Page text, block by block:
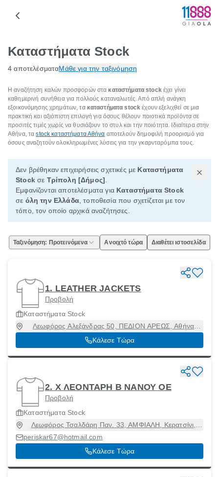
Καταστήματα Stock
4 αποτελέσματαΜάθε για την ταξινόμηση
Η αναζήτηση καλών προσφορών στα καταστήματα stockέχει γίνει
καθημερινή συνήθεια για πολλούς καταναλωτές. Από απλή ανάγκη
εξοικονόμησης χρημάτων, τα καταστήματα stock έχουν εξελιχθεί σε μια
πρακτική και αξιόπιστη επιλογή για όσους θέλουν ποιοτικά προϊόντα σε
προσιτές τιμές χωρίς να θυσιάζουν το στυλ και την ποιότητα. Ιδιαίτερα στην
Αθήνα, ταstock καταστήματα Αθήνα αποτελούν δημοφιλή προορισμό για
όσους αναζητούν ολοκληρωμένες λύσεις για την γκαρνταρόμπα τους.
Δεν βρέθηκαν επιχειρήσεις σχετικές με Καταστήματα
Stockσε Τρίπολη [Δήμος]
Εμφανίζονται αποτελέσματα για Καταστήματα Stock
σε όλη την Ελλάδα, τοποθεσία που σχετίζεται με τον
τόπο, τον οποίο αρχικά αναζήτησες.
Ταξινόμηση: Προτεινόμενα Ανοιχτό τώρα Διαθέτει ιστοσελίδα
1. LEATHER JACKETS
Προβολή
Καταστήματα Stock
Λεωφόρος Αλεξάνδρας 50, ΠΕΔΙΟΝ ΑΡΕΩΣ, Αθήνα
[Δήμος], Αττική, 11473
Κάλεσε Τώρα
2. Χ ΛΕΟΝΤΑΡΗ Β ΝΑΝΟΥ ΟΕ
Προβολή
Καταστήματα Stock
Λεωφόρος Τσαλδάρη Παν. 33, ΑΜΦΙΑΛΗ, Κερατσίνι,
Αττική, 18757
periskar67@hotmail.com
Κάλεσε Τώρα